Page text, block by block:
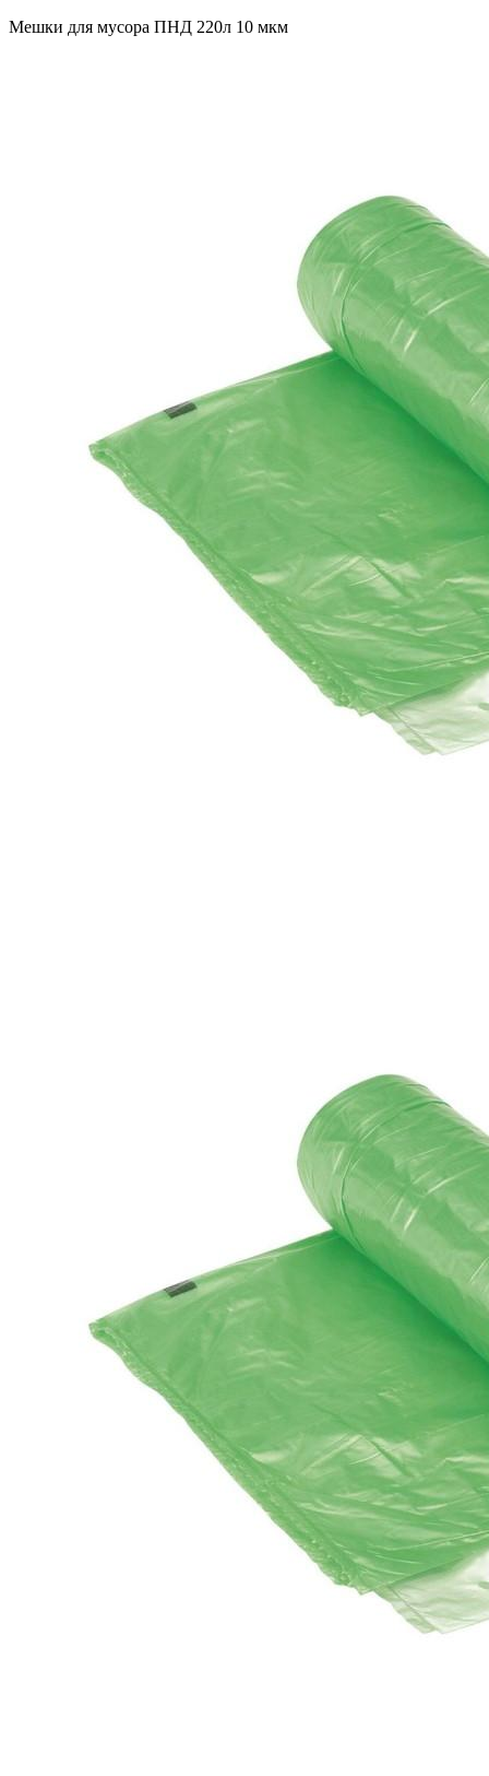
Мешки для мусора ПНД 220л 10 мкм